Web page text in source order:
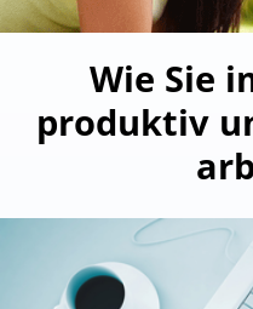
Wie Sie
produktiv